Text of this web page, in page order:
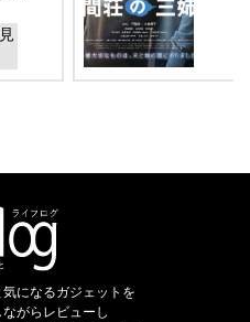
になるガジェットを
がらレビューし